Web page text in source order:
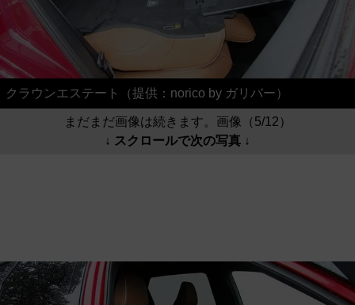
クラウンエステート（提供：norico by ガリバー）
まだまだ画像は続きます。画像（5/12）
↓ スクロールで次の写真 ↓